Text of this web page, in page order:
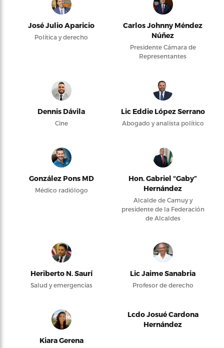
José Julio Aparicio
Política y derecho
Carlos Johnny Méndez
Núñez
Presidente Cámara de
Representantes
Dennis Dávila
Cine
Lic Eddie López Serrano
Abogado y analista político
González Pons MD
Médico radiólogo
Hon. Gabriel “Gaby”
Hernández
Alcalde de Camuy y
presidente de la Federación
de Alcaldes
Heriberto N. Saurí
Salud y emergencias
Lic Jaime Sanabria
Profesor de derecho
Kiara Gerena
Lcdo Josué Cardona
Hernández